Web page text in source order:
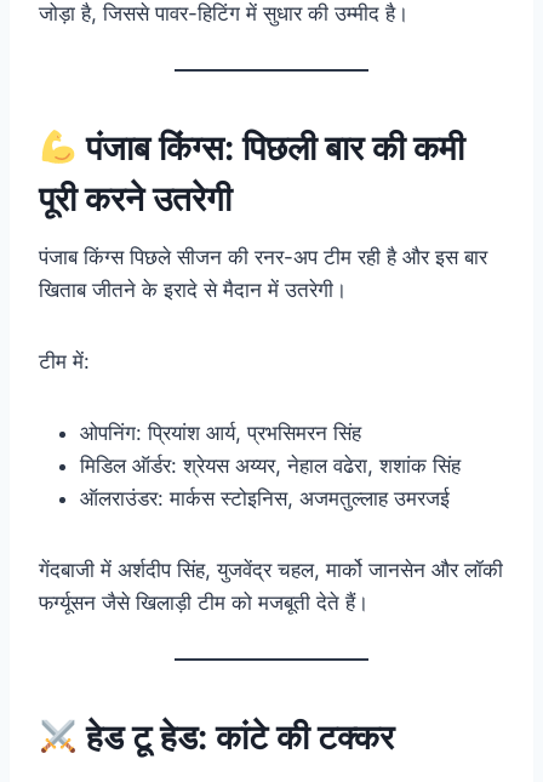
जोड़ा है, जिससे पावर-हिटिंग में सुधार की उम्मीद है।
पंजाब किंग्स: पिछली बार की कमी
पूरी करने उतरेगी
पंजाब किंग्स पिछले सीजन की रनर-अप टीम रही है और इस बार
खिताब जीतने के इरादे से मैदान में उतरेगी।
टीम में:
ओपनिंग: प्रियांश आर्य, प्रभसिमरन सिंह
मिडिल ऑर्डर: श्रेयस अय्यर, नेहाल वढेरा, शशांक सिंह
ऑलराउंडर: मार्कस स्टोइनिस, अजमतुल्लाह उमरजई
गेंदबाजी में अर्शदीप सिंह, युजवेंद्र चहल, मार्को जानसेन और लॉकी
फर्ग्यूसन जैसे खिलाड़ी टीम को मजबूती देते हैं।
हेड टू हेड: कांटे की टक्कर